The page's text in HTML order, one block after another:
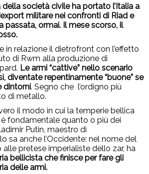
società civile ha portato l’Italia a
militare nei confronti di Riad e
passata, ormai. Il mese scorso, il
in relazione il dietrofront con l’effetto
di Rwm alla produzione di
Le armi “cattive” nello scenario
diventate repentinamente “buone” se
dintorni. Segno che l’ordigno più
di metallo.
il modo in cui la temperie bellica
fondamentale quanto o più dei
Putin, maestro di
sa anche l’Occidente: nel nome del
pretese imperialiste dello zar, ha
bellicista che finisce per fare gli
delle armi.